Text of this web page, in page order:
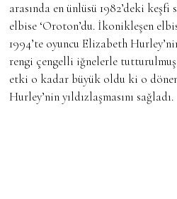
arasında en ünlüsü 1982’deki
elbise ‘Oroton’du. İkonikleşen
1994’te oyuncu Elizabeth
rengi çengelli iğnelerle tutturulmuş
etki o kadar büyük oldu ki o
Hurley’nin yıldızlaşmasını sağladı.